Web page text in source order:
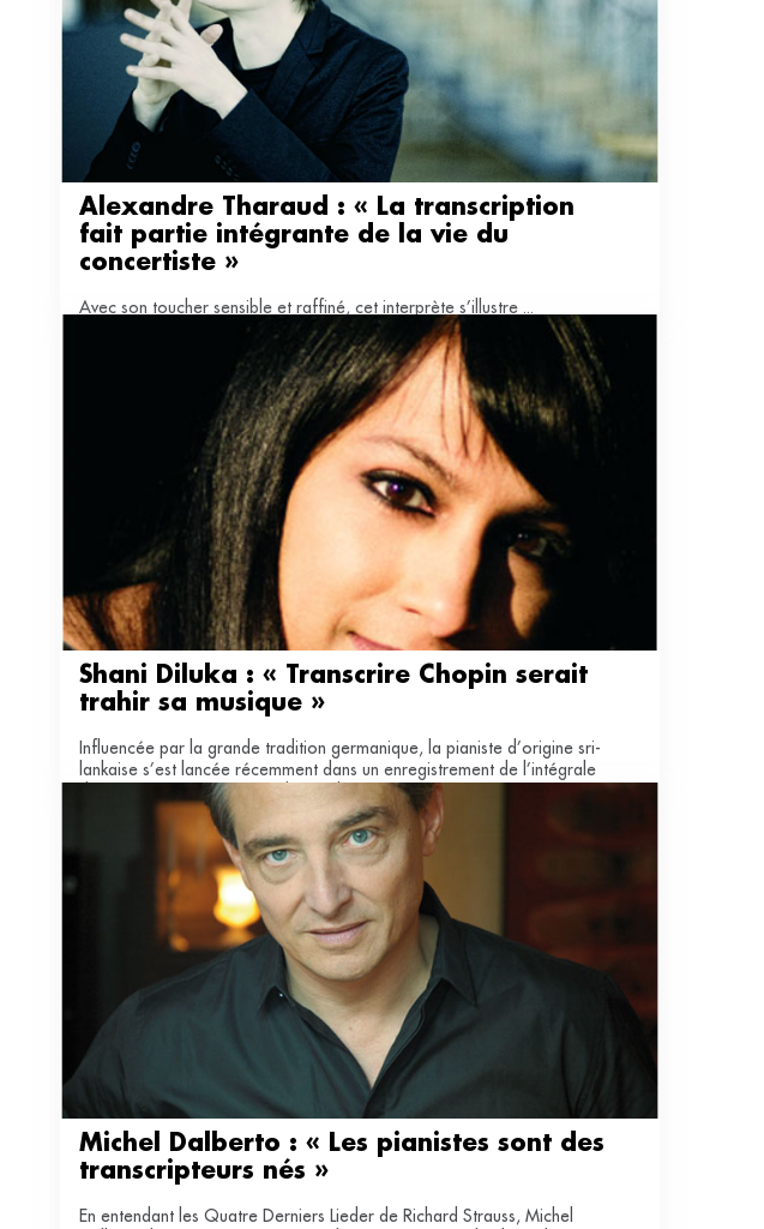
Alexandre Tharaud : « La transcription
fait partie intégrante de la vie du
concertiste »
Avec son toucher sensible et raffiné, cet interprète s’illustre ...
Shani Diluka : « Transcrire Chopin serait
trahir sa musique »
Influencée par la grande tradition germanique, la pianiste d’origine sri-
lankaise s’est lancée récemment dans un enregistrement de l’intégrale
des Concertos pour piano de Beethoven.
Michel Dalberto : « Les pianistes sont des
transcripteurs nés »
En entendant les Quatre Derniers Lieder de Richard Strauss, Michel